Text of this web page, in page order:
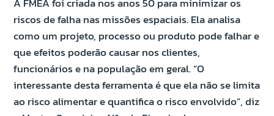
A FMEA foi criada nos anos 50 para minimizar os
riscos de falha nas missões espaciais. Ela analisa
como um projeto, processo ou produto pode falhar e
que efeitos poderão causar nos clientes,
funcionários e na população em geral. “O
interessante desta ferramenta é que ela não se limita
ao risco alimentar e quantifica o risco envolvido”, diz